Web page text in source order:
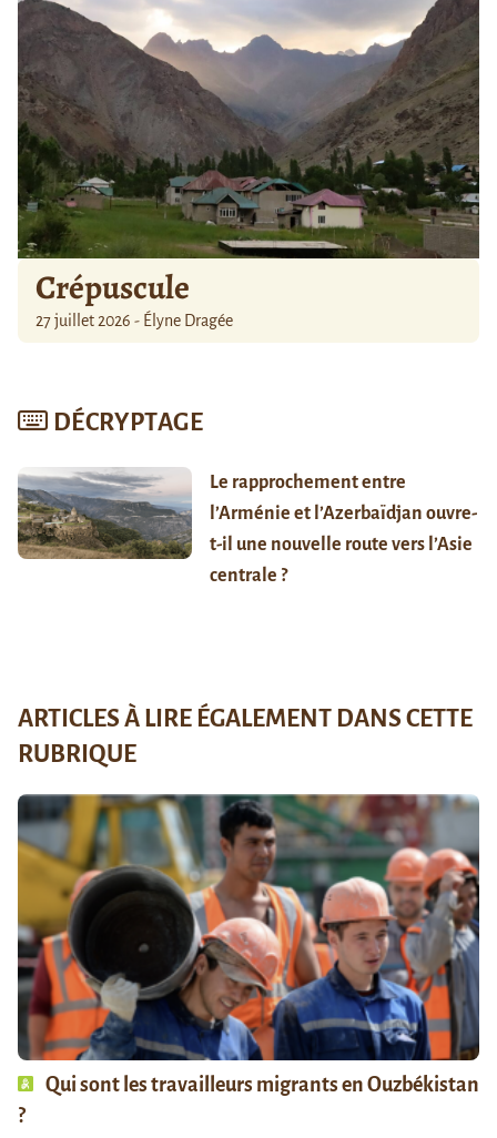
Crépuscule
27 juillet 2026 - Élyne Dragée
DÉCRYPTAGE
Le rapprochement entre
l’Arménie et l’Azerbaïdjan ouvre-
t-il une nouvelle route vers l’Asie
centrale ?
ARTICLES À LIRE ÉGALEMENT DANS CETTE
RUBRIQUE
Qui sont les travailleurs migrants en Ouzbékistan
?